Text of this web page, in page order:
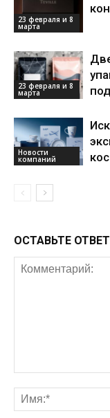
23 февраля и 8
марта
23 февраля и 8
марта
Новости
компаний
ОСТАВЬТЕ ОТВЕТ